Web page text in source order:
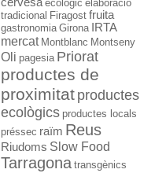
ecològic elaboració
tradicional Firagost fruita
gastronomia Girona IRTA
mercat Montblanc Montseny
Oli pagesia Priorat
productes de
proximitat productes
ecològics productes locals
préssec raïm Reus
Riudoms Slow Food
Tarragona transgènics